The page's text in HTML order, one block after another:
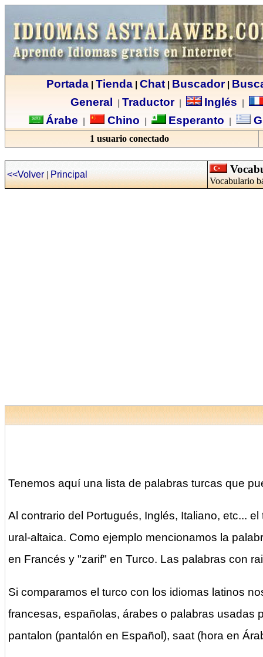
Portada| Tienda| Chat| Buscador|
General
Traductor| Inglés
Árabe Chino Esperanto
1 usuario conectado
<<Volver|Principal
Vocabulario
Tenemos aquí una lista de palabras turcas que
Al contrario del Portugués, Inglés, Italiano, etc...
ural-altaica. Como ejemplo mencionamos la
en Francés y "zarif" en Turco. Las palabras con
Si comparamos el turco con los idiomas latinos
francesas, españolas, árabes o palabras usadas
pantalon (pantalón en Español), saat (hora en